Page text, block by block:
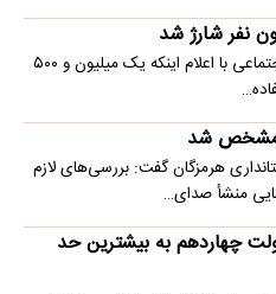
معاون رفاه وزارت تعاون، کار و رفاه اجتماعی با اعلام اینکه یک میلیون و ۵۰۰
مشخص شد
هرمزگان گفت: بررسی‌های لازم
منشأ صدای…
چهاردهم به بیشترین حد